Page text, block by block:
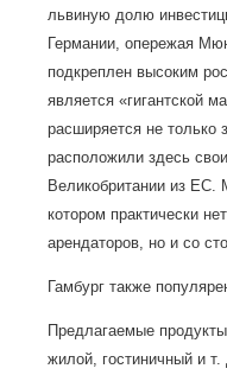
львиную долю
Германии, опережая
подкреплен высоким
является «гигантской
расширяется не только
расположили здесь
Великобритании из ЕС.
котором практически
арендаторов, но и со
Гамбург также
Предлагаемые
жилой, гостиничный и